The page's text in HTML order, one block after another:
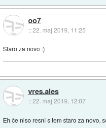
oo7
::22. maj 2019, 11:25
Staro za novo :)
vres.ales
::22. maj 2019, 12:07
Eh če niso resni s tem staro za novo,